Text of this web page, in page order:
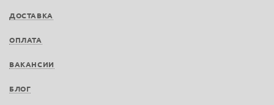
ДОСТАВКА
ОПЛАТА
ВАКАНСИИ
БЛОГ